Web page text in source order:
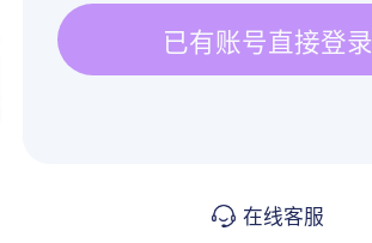
已有账号直接登录
在线客服